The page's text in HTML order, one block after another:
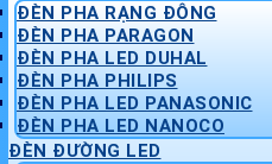
ĐÈN PHA RẠNG ĐÔNG
ĐÈN PHA PARAGON
ĐÈN PHA LED DUHAL
ĐÈN PHA PHILIPS
ĐÈN PHA LED PANASONIC
ĐÈN PHA LED NANOCO
ĐÈN ĐƯỜNG LED